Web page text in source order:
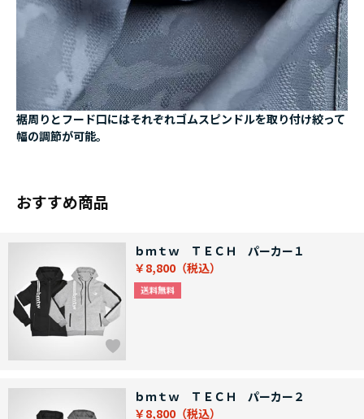
裾周りとフード口にはそれぞれゴムスピンドルを取り付け絞って
幅の調節が可能。
おすすめ商品
ｂｍｔｗ ＴＥＣＨ パーカー１
￥8,800
ｂｍｔｗ ＴＥＣＨ パーカー２
￥8,800